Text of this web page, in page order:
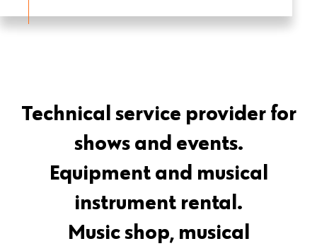
Technical service provider for
shows and events.
Equipment and musical
instrument rental.
Music shop, musical